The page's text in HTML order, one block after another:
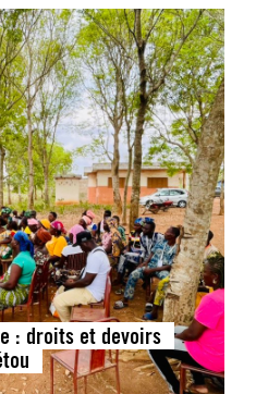
: droits et devoirs